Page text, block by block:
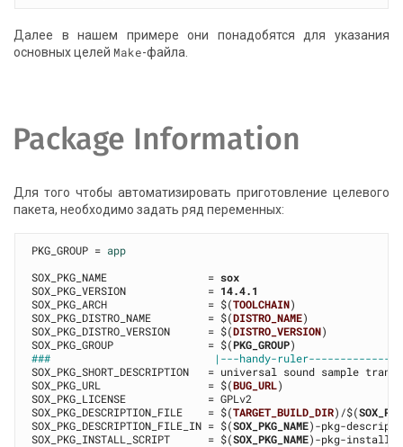
Далее в нашем примере они понадобятся для указания
основных целей Make-файла.
Package Information
Для того чтобы автоматизировать приготовление целевого
пакета, необходимо задать ряд переменных:
PKG_GROUP = app
SOX_PKG_NAME                = sox
SOX_PKG_VERSION             = 14.4.1
SOX_PKG_ARCH                = $(TOOLCHAIN)
SOX_PKG_DISTRO_NAME         = $(DISTRO_NAME)
SOX_PKG_DISTRO_VERSION      = $(DISTRO_VERSION)
SOX_PKG_GROUP               = $(PKG_GROUP
###                          |---handy-
SOX_PKG_SHORT_DESCRIPTION   = universal sound sample
SOX_PKG_URL                 = $(BUG_URL)
SOX_PKG_LICENSE             = GPLv2
SOX_PKG_DESCRIPTION_FILE    = $(TARGET_BUILD_DIR)/$(
SOX_PKG_DESCRIPTION_FILE_IN = $(SOX_PKG_NAME)-pkg-
SOX_PKG_INSTALL_SCRIPT      = $(SOX_PKG_NAME